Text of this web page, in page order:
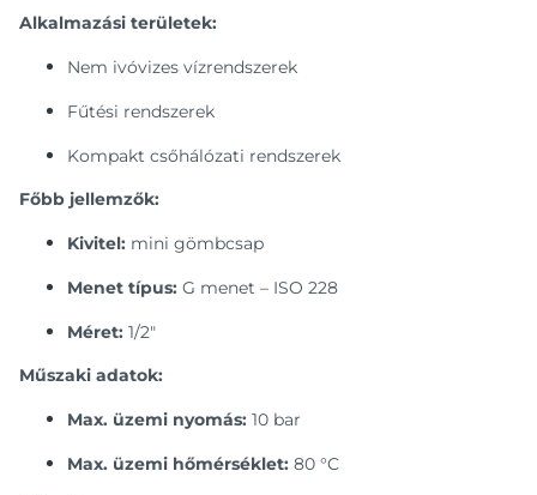
Alkalmazási területek:
Nem ivóvizes vízrendszerek
Fűtési rendszerek
Kompakt csőhálózati rendszerek
Főbb jellemzők:
Kivitel: mini gömbcsap
Menet típus: G menet – ISO 228
Méret: 1/2″
Műszaki adatok:
Max. üzemi nyomás: 10 bar
Max. üzemi hőmérséklet: 80 °C